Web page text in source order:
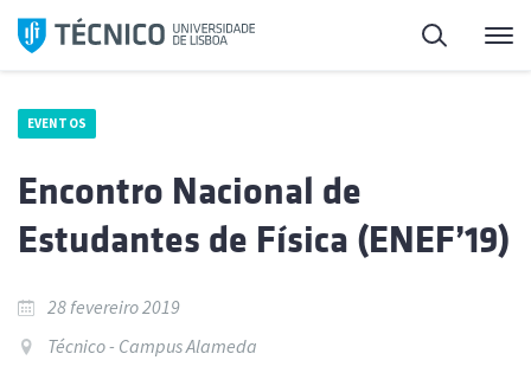
Saltar
para
Pesquisa
EVENTOS
Encontro Nacional de
Estudantes de Física (ENEF’19)
28 fevereiro 2019
Técnico - Campus Alameda